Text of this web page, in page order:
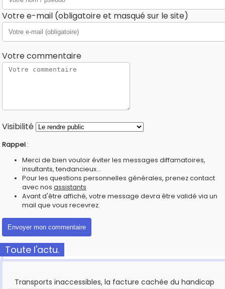
Votre e-mail (obligatoire et masqué sur le site)
Votre commentaire
Visibilité
Rappel :
Merci de bien vouloir éviter les messages diffamatoires,
insultants, tendancieux...
Pour les questions personnelles générales, prenez contact
avec nos assistants
Avant d'être affiché, votre message devra être validé via un
mail que vous recevrez.
Toute l'actu.
Transports inaccessibles, la facture cachée du handicap